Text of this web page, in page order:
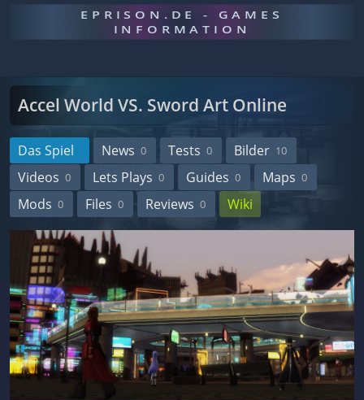
EPRISON.DE - GAMES
INFORMATION
Accel World VS. Sword Art Online
Das Spiel News 0 Tests 0 Bilder 10
Videos 0 Lets Plays 0 Guides 0 Maps 0
Mods 0 Files 0 Reviews 0 Wiki